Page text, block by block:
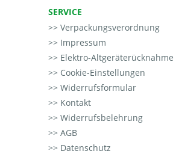
SERVICE
Verpackungsverordnung
Impressum
Elektro-Altgeräterücknahme
Cookie-Einstellungen
Widerrufsformular
Kontakt
Widerrufsbelehrung
AGB
Datenschutz